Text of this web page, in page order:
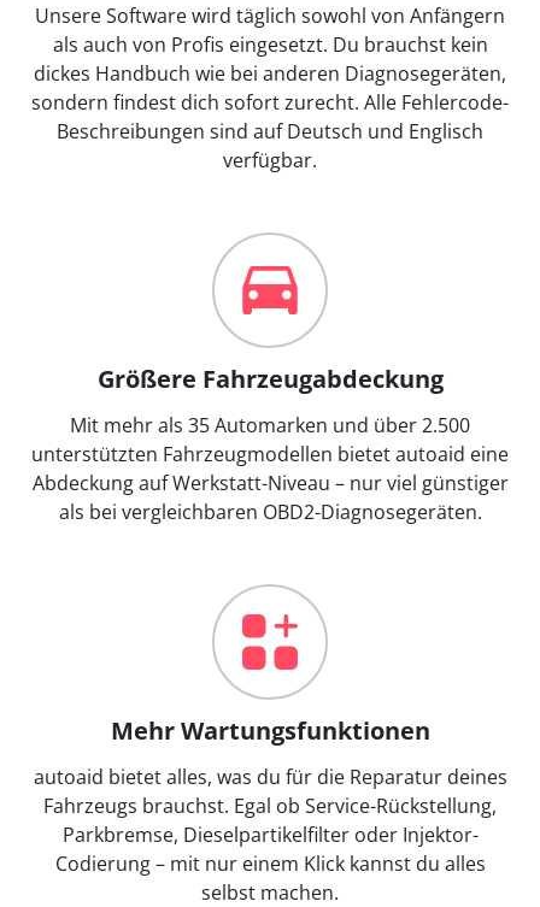
Unsere Software wird täglich sowohl von Anfängern
als auch von Profis eingesetzt. Du brauchst kein
dickes Handbuch wie bei anderen Diagnosegeräten,
sondern findest dich sofort zurecht. Alle Fehlercode-
Beschreibungen sind auf Deutsch und Englisch
verfügbar.
Größere Fahrzeugabdeckung
Mit mehr als 35 Automarken und über 2.500
unterstützten Fahrzeugmodellen bietet autoaid eine
Abdeckung auf Werkstatt-Niveau – nur viel günstiger
als bei vergleichbaren OBD2-Diagnosegeräten.
Mehr Wartungsfunktionen
autoaid bietet alles, was du für die Reparatur deines
Fahrzeugs brauchst. Egal ob Service-Rückstellung,
Parkbremse, Dieselpartikelfilter oder Injektor-
Codierung – mit nur einem Klick kannst du alles
selbst machen.